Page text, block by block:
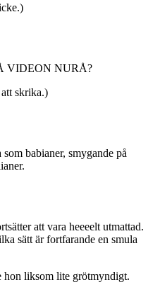
VIDEON NURÅ?
skrika.)
babianer, smygande på
att vara heeeelt utmattad.
sätt är fortfarande en smula
hon liksom lite grötmyndigt.